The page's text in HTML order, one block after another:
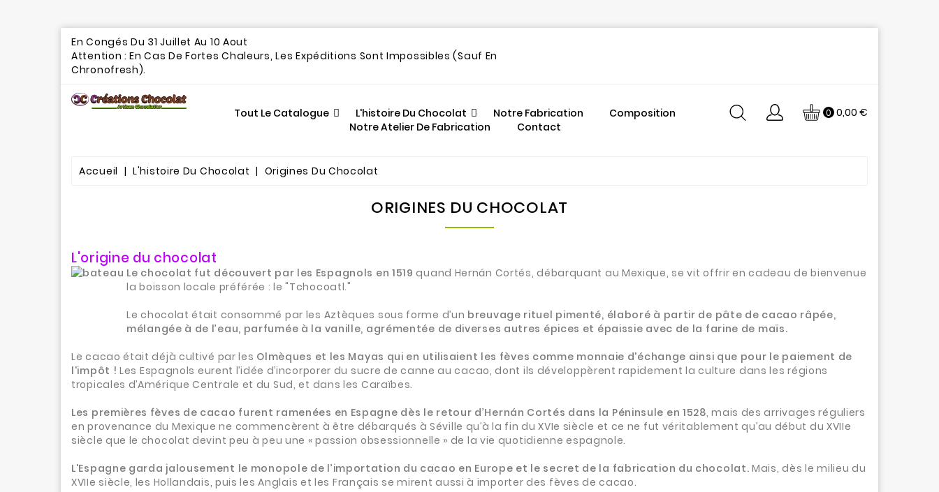
En Congés Du 31 Juillet Au 10 Aout
Attention : En Cas De Fortes Chaleurs, Les Expéditions Sont Impossibles (sauf En
Chronofresh).
Tout Le Catalogue L'histoire Du Chocolat Notre Fabrication
Composition
Notre Atelier De Fabrication
Contact
0 0,00 €
Accueil L'histoire Du Chocolat Origines Du Chocolat
ORIGINES DU CHOCOLAT
L'origine du chocolat
Le chocolat fut découvert par les Espagnols en 1519 quand Hernán Cortés, débarquant au Mexique, se vit offrir en cadeau de bienvenue
la boisson locale préférée : le "Tchocoatl."
Le chocolat était consommé par les Aztèques sous forme d’un breuvage rituel pimenté, élaboré à partir de pâte de cacao râpée,
mélangée à de l’eau, parfumée à la vanille, agrémentée de diverses autres épices et épaissie avec de la farine de maïs.
Le cacao était déjà cultivé par les Olmèques et les Mayas qui en utilisaient les fèves comme monnaie d'échange ainsi que pour le paiement de
l'impôt ! Les Espagnols eurent l’idée d’incorporer du sucre de canne au cacao, dont ils développèrent rapidement la culture dans les régions
tropicales d’Amérique Centrale et du Sud, et dans les Caraïbes.
Les premières fèves de cacao furent ramenées en Espagne dès le retour d’Hernán Cortés dans la Péninsule en 1528, mais des arrivages réguliers
en provenance du Mexique ne commencèrent à être débarqués à Séville qu’à la fin du XVIe siècle et ce ne fut véritablement qu’au début du XVIIe
siècle que le chocolat devint peu à peu une « passion obsessionnelle » de la vie quotidienne espagnole.
L'Espagne garda jalousement le monopole de l’importation du cacao en Europe et le secret de la fabrication du chocolat. Mais, dès le milieu du
XVIIe siècle, les Hollandais, puis les Anglais et les Français se mirent aussi à importer des fèves de cacao.